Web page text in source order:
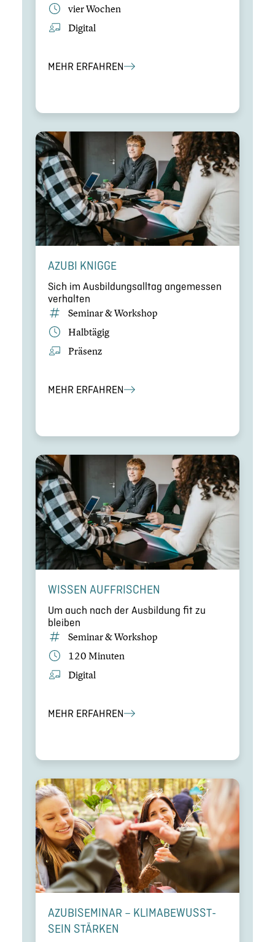
vier Wochen
Digital
MEHR ERFAHREN
AZUBI KNIGGE
Sich im Ausbil­dungs­all­tag angemes­sen
verhalten
Seminar & Workshop
Halbtägig
Präsenz
MEHR ERFAHREN
WISSEN AUFFRI­SCHEN
Um auch nach der Ausbil­dung fit zu
bleiben
Seminar & Workshop
120 Minuten
Digital
MEHR ERFAHREN
AZUBI­SE­MI­NAR – KLIMA­BE­WUSST­
SEIN STÄRKEN